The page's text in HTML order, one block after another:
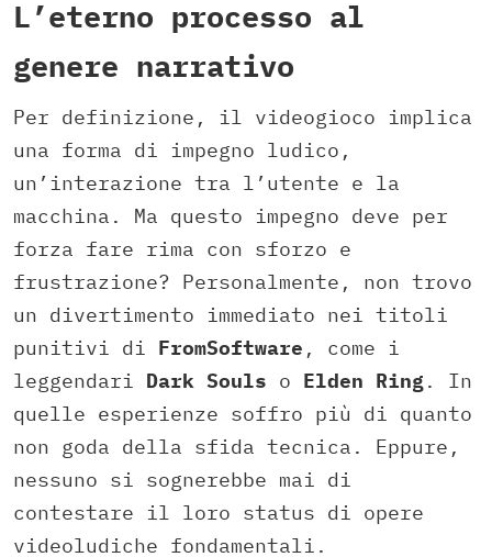
L’eterno processo al
genere narrativo
Per definizione, il videogioco implica
una forma di impegno ludico,
un’interazione tra l’utente e la
macchina. Ma questo impegno deve per
forza fare rima con sforzo e
frustrazione? Personalmente, non trovo
un divertimento immediato nei titoli
punitivi di FromSoftware , come i
leggendari Dark Souls o Elden Ring . In
quelle esperienze soffro più di quanto
non goda della sfida tecnica. Eppure,
nessuno si sognerebbe mai di
contestare il loro status di opere
videoludiche fondamentali.